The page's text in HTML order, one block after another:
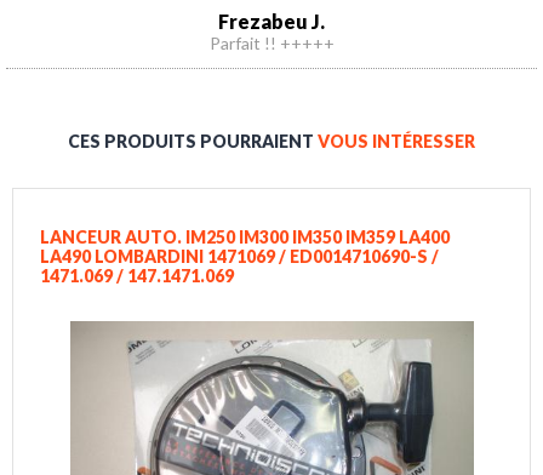
Frezabeu J.
Parfait !! +++++
CES PRODUITS POURRAIENT VOUS INTÉRESSER
LANCEUR AUTO. IM250 IM300 IM350 IM359 LA400
LA490 LOMBARDINI 1471069 / ED0014710690-S /
1471.069 / 147.1471.069